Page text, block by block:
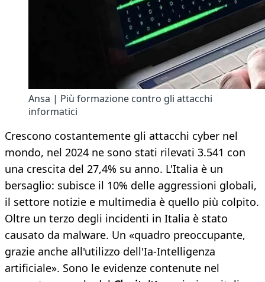
Ansa | Più formazione contro gli attacchi
informatici
Crescono costantemente gli attacchi cyber nel
mondo, nel 2024 ne sono stati rilevati 3.541 con
una crescita del 27,4% su anno. L'Italia è un
bersaglio: subisce il 10% delle aggressioni globali,
il settore notizie e multimedia è quello più colpito.
Oltre un terzo degli incidenti in Italia è stato
causato da malware. Un «quadro preoccupante,
grazie anche all'utilizzo dell'Ia-Intelligenza
artificiale». Sono le evidenze contenute nel